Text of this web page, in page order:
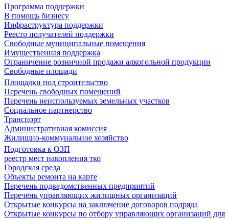
Программа поддержки
В помощь бизнесу
Инфраструктура поддержки
Реестр получателей поддержки
Свободные муниципальные помещения
Имущественная поддержка
Ограничение розничной продажи алкогольной продукции
Свободные площади
Площадки под строительство
Перечень свободных помещений
Перечень неиспользуемых земельных участков
Социальное партнерство
Транспорт
Административная комиссия
Жилищно-коммунальное хозяйство
Подготовка к ОЗП
реестр мест накопления тко
Городская среда
Объекты ремонта на карте
Перечень подведомственных предприятий
Перечень управляющих жилищных организаций
Открытые конкурсы на заключение договоров подряда
Открытые конкурсы по отбору управляющих организаций для